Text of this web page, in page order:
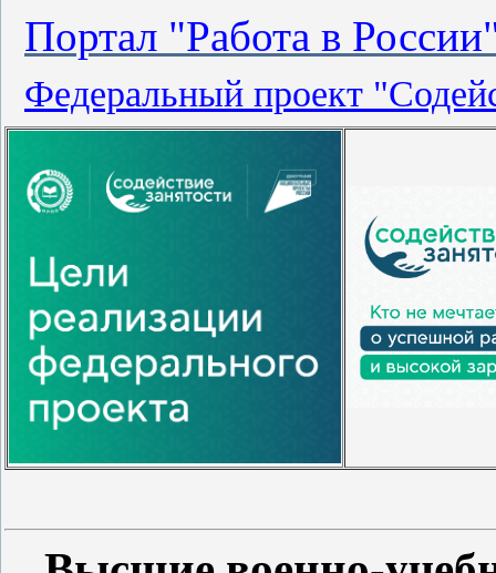
Портал "Работа в
Федеральный проект